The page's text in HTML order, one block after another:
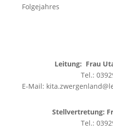
Folgejahres
Leitung: Frau
Tel.:
E-Mail:
Stellvertretung:
Tel.: